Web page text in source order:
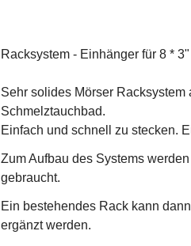
Racksystem - Einhänger für 8 *
Sehr solides Mörser
Schmelztauchbad.
Einfach und schnell zu stecken.
Zum Aufbau des Systems
gebraucht.
Ein bestehendes Rack kann
ergänzt werden.